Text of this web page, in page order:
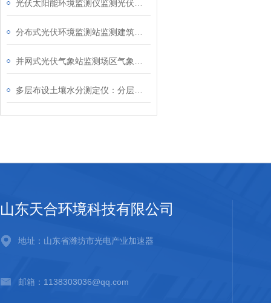
山东天合环境科技有限公司
地址：山东省潍坊市光电产业加速器
邮箱：1138303036@qq.com